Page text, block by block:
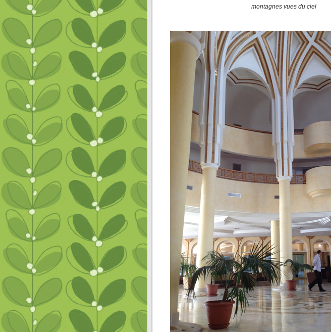
montagnes vues du ciel